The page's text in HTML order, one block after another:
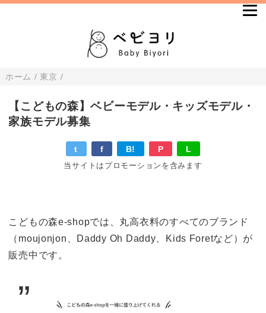
ホーム /東京 /
【こどもの森】ベビーモデル・キッズモデル・
家族モデル募集
t f B! P L
当サイトはプロモーションを含みます
こどもの森e-shopでは、丸高衣料のすべてのブランド
（moujonjon、Daddy Oh Daddy、Kids Foretなど）が
販売中です。